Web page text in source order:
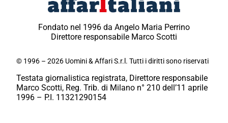
Fondato nel 1996 da Angelo Maria Perrino
Direttore responsabile Marco Scotti
© 1996 – 2026 Uomini & Affari S.r.l. Tutti i diritti sono riservati
Testata giornalistica registrata, Direttore responsabile
Marco Scotti, Reg. Trib. di Milano n° 210 dell’11 aprile
1996 – P.I. 11321290154